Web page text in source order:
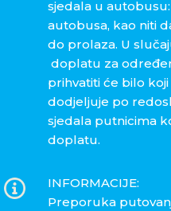
sjedala u
autobusa, kao niti
do prolaza. U
doplatu za
prihvatiti će bilo
dodjeljuje po
sjedala putnicima
doplatu.
INFORMACIJE:
Preporuka